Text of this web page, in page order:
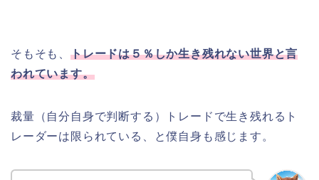
そもそも、 トレードは５％しか生き残れない世界と言
われています。
裁量（自分自身で判断する）トレードで生き残れるト
レーダーは限られている、と僕自身も感じます。